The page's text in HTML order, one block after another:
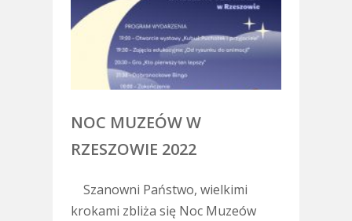
NOC MUZEÓW W
RZESZOWIE 2022
Szanowni Państwo, wielkimi
krokami zbliża się Noc Muzeów